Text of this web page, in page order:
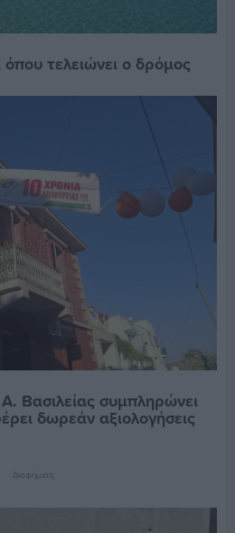
όπου τελειώνει ο δρόμος
Βασιλείας συμπληρώνει
δωρεάν αξιολογήσεις
Διαφήμιση